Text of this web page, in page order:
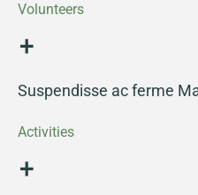
Volunteers
+
Suspendisse ac ferme
Activities
+